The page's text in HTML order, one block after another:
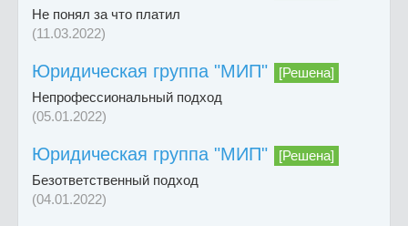
Не понял за что платил
(11.03.2022)
Юридическая группа "МИП"
[Решена]
Непрофессиональный подход
(05.01.2022)
Юридическая группа "МИП"
[Решена]
Безответственный подход
(04.01.2022)